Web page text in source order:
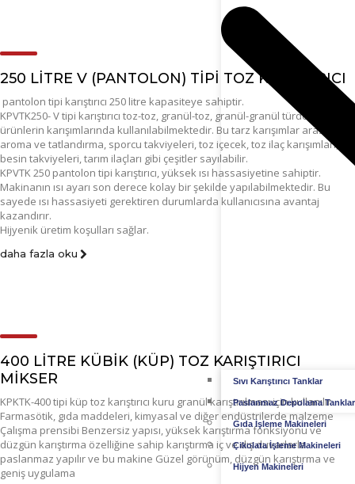
Sıvı Karıştırıcı Tanklar
Paslanmaz Depolama
Gıda İşleme Makineleri
Çikolata İşleme Makineleri
Hijyen Makineleri
250 LITRE V (PANTOLON) TIPI TOZ KARIŞTIRICI
pantolon tipi karıştırıcı 250 litre kapasiteye sahiptir.
KPVTK250- V tipi karıştırıcı toz-toz, granül-toz, granül-granül türdeki
ürünlerin karışımlarında kullanılabilmektedir. Bu tarz karışımlar arasında
aroma ve tatlandırma, sporcu takviyeleri, toz içecek, toz ilaç karışımları,
besin takviyeleri, tarım ilaçları gibi çeşitler sayılabilir.
KPVTK 250 pantolon tipi karıştırıcı, yüksek ısı hassasiyetine sahiptir.
Makinanın ısı ayarı son derece kolay bir şekilde yapılabilmektedir. Bu
sayede ısı hassasiyeti gerektiren durumlarda kullanıcısına avantaj
kazandırır.
Hijyenik üretim koşulları sağlar.
daha fazla oku
400 LİTRE KÜBİK (KÜP) TOZ KARIŞTIRICI
MİKSER
KPKTK-400 tipi küp toz karıştırıcı kuru granül karıştırılması için kullanılır
Farmasötik, gıda maddeleri, kimyasal ve diğer endüstrilerde malzeme
Çalışma prensibi Benzersiz yapısı, yüksek karıştırma fonksiyonu ve
düzgün karıştırma özelliğine sahip karıştırma iç ve dış duvarlarla
paslanmaz yapılır ve bu makine Güzel görünüm, düzgün karıştırma ve
geniş uygulama